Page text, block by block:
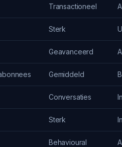
Transactioneel
Sterk
Geavanceerd
Gemiddeld
Conversaties
Sterk
Behavioural